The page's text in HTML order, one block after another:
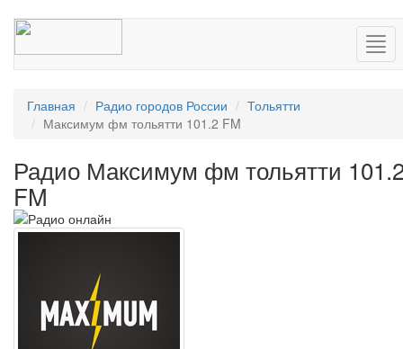
Главная Радио городов России
Тольятти
Максимум фм тольятти 101.2 FM
Радио Максимум фм тольятти
FM